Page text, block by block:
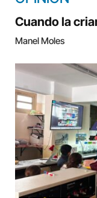
Cuando la
Manel Moles